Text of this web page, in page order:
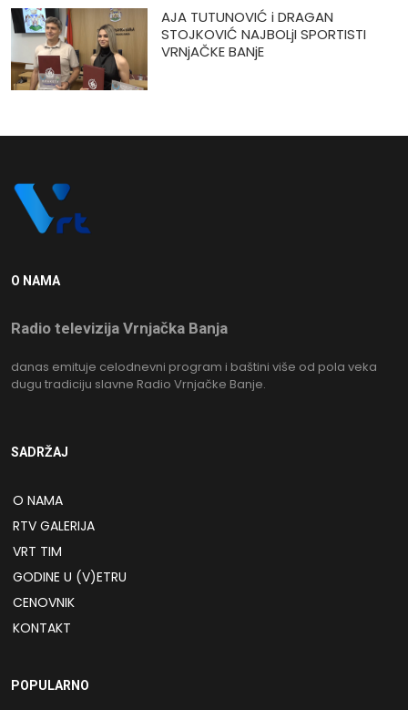
AJA TUTUNOVIĆ i DRAGAN
STOJKOVIĆ NAJBOLjI SPORTISTI
VRNjAČKE BANjE
O NAMA
Radio televizija Vrnjačka Banja
danas emituje celodnevni program i baštini više od pola veka
dugu tradiciju slavne Radio Vrnjačke Banje.
SADRŽAJ
O NAMA
RTV GALERIJA
VRT TIM
GODINE U (V)ETRU
CENOVNIK
KONTAKT
POPULARNO